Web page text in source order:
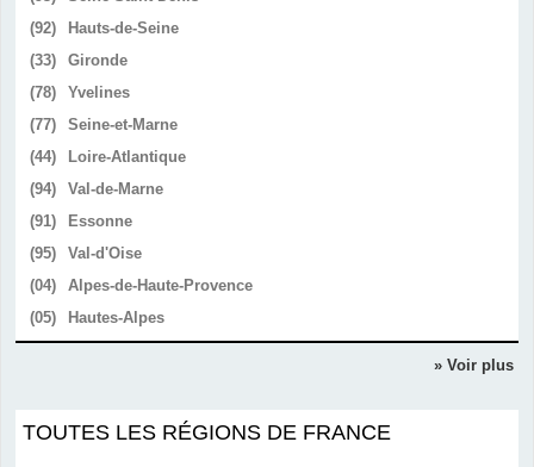
(92)
Hauts-de-Seine
(33)
Gironde
(78)
Yvelines
(77)
Seine-et-Marne
(44)
Loire-Atlantique
(94)
Val-de-Marne
(91)
Essonne
(95)
Val-d'Oise
(04)
Alpes-de-Haute-Provence
(05)
Hautes-Alpes
» Voir plus
TOUTES LES RÉGIONS DE FRANCE